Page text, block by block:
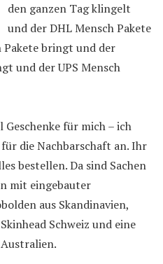
den ganzen Tag klingelt
und der DHL Mensch Pakete
Pakete bringt und der
und der UPS Mensch
für mich – ich
die Nachbarschaft an. Ihr
bestellen. Da sind Sachen
mit eingebauter
aus Skandinavien,
Schweiz und eine